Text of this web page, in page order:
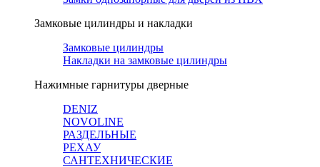
Замковые цилиндры и накладки
Замковые цилиндры
Накладки на замковые цилиндры
Нажимные гарнитуры дверные
DENIZ
NOVOLINE
РАЗДЕЛЬНЫЕ
РЕХАУ
САНТЕХНИЧЕСКИЕ